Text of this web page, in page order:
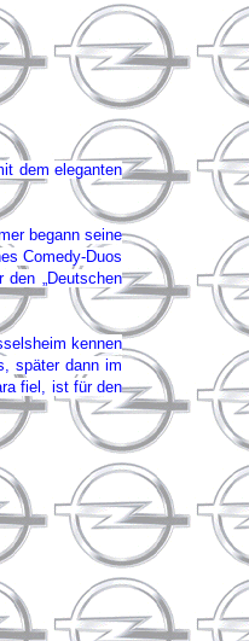
dem eleganten
begann seine
Comedy-Duos
„Deutschen
kennen
später dann im
fiel, ist für den